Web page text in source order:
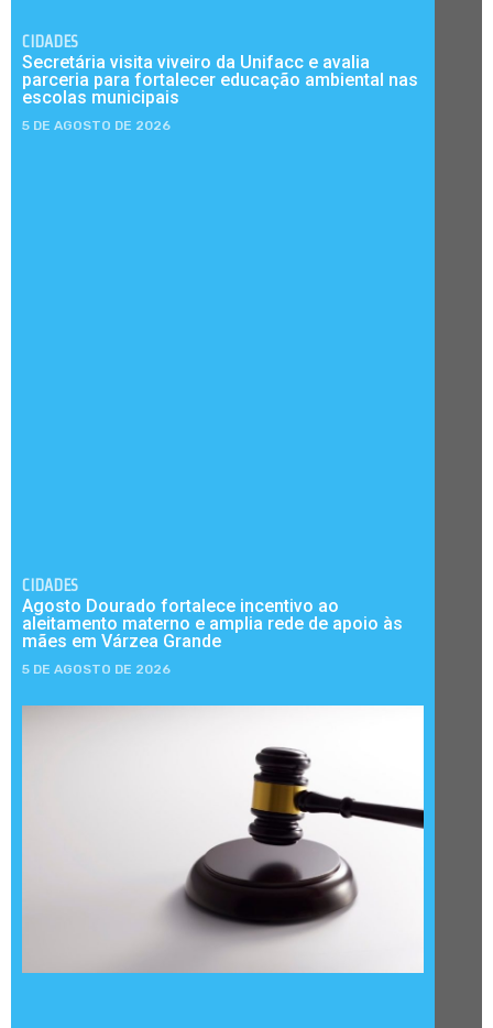
CIDADES
Secretária visita viveiro da Unifacc e avalia
parceria para fortalecer educação ambiental nas
escolas municipais
5 DE AGOSTO DE 2026
CIDADES
Agosto Dourado fortalece incentivo ao
aleitamento materno e amplia rede de apoio às
mães em Várzea Grande
5 DE AGOSTO DE 2026